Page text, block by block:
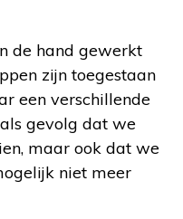
de hand gewerkt
zijn toegestaan
een verschillende
gevolg dat we
maar ook dat we
niet meer